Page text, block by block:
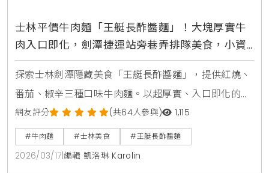
士林平價牛肉麵「王艇長酢醬麵」！大塊厚實牛
肉入口即化，劍潭捷運站旁巷弄排隊美食，小資
必吃懶人包
探索士林劍潭隱藏美食「王艇長酢醬麵」，提供紅燒、
番茄、椒辛三種口味牛肉麵。以超厚實、入口即化的軟
爛牛肉聞名，是鄰近台北表演藝術中心的高CP值平價首
選，平日午間排隊人潮不斷。
網友評分 (共64人參與) 1,115
#牛肉麵 #士林美食 #王艇長酢醬麵
2026/03/17 編輯 凱洛琳 Karolin